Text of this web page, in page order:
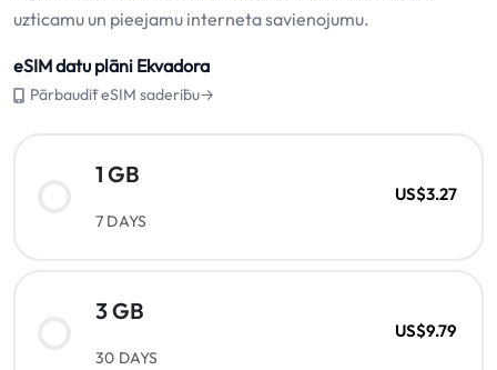
uzticamu un pieejamu interneta savienojumu.
eSIM datu plāni Ekvadora
Pārbaudīt eSIM saderību→
1 GB
7 DAYS
US$3.27
3 GB
30 DAYS
US$9.79